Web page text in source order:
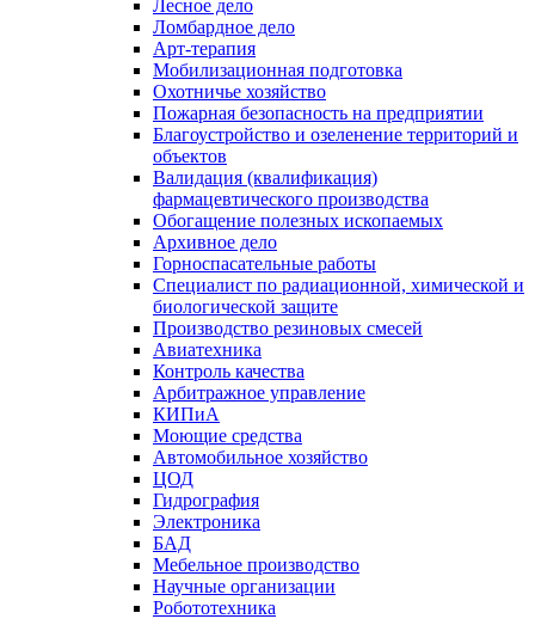
Лесное дело
Ломбардное дело
Арт-терапия
Мобилизационная подготовка
Охотничье хозяйство
Пожарная безопасность на предприятии
Благоустройство и озеленение территорий и
объектов
Валидация (квалификация)
фармацевтического производства
Обогащение полезных ископаемых
Архивное дело
Горноспасательные работы
Специалист по радиационной, химической и
биологической защите
Производство резиновых смесей
Авиатехника
Контроль качества
Арбитражное управление
КИПиА
Моющие средства
Автомобильное хозяйство
ЦОД
Гидрография
Электроника
БАД
Мебельное производство
Научные организации
Робототехника